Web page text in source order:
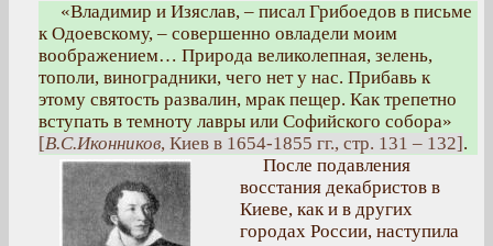
«Владимир и Изяслав, – писал Грибоедов в письме
к Одоевскому, – совершенно овладели моим
воображением… Природа великолепная, зелень,
тополи, виноградники, чего нет у нас. Прибавь к
этому святость развалин, мрак пещер. Как трепетно
вступать в темноту лавры или Софийского собора»
[В.С.Иконников, Киев в 1654-1855 гг., стр. 131 – 132].
После подавления
восстания декабристов в
Киеве, как и в других
городах России, наступила